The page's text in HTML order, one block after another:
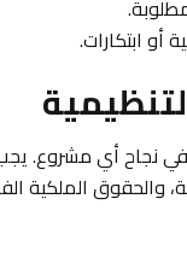
أو ابتكارات.
نجاح أي مشروع.
والحقوق الملكية